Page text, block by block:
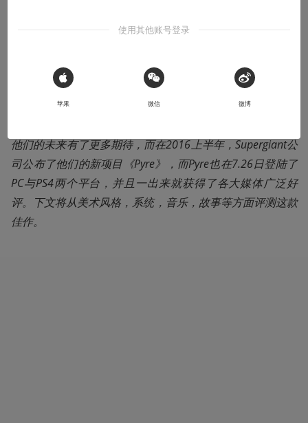
Pyre的制作团队Supergiant是近几年无数独立小工作室出类
拔萃的一个，在业界和玩家心中都小有名气，从第一款制作
精良的ARPG BASTION（堡垒），到更加让人惊叹的艺术品T
他们的未来有了更多期待，而在2016上半年，Supergiant公
司公布了他们的新项目《Pyre》，而Pyre也在7.26日登陆了
PC与PS4两个平台，并且一出来就获得了各大媒体广泛好
评。下文将从美术风格，系统，音乐，故事等方面评测这款
佳作。
使用其他账号登录
 Sign in with Apple
苹果 微信 微博